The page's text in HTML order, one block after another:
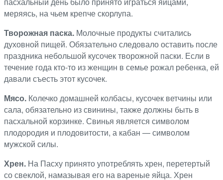
меряясь, на чьем крепче скорлупа.
Творожная паска. Молочные продукты считались
духовной пищей. Обязательно следовало оставить после
праздника небольшой кусочек творожной паски. Если в
течение года кто-то из женщин в семье рожал ребенка, ей
давали съесть этот кусочек.
Мясо. Колечко домашней колбасы, кусочек ветчины или
сала, обязательно из свинины, также должны быть в
пасхальной корзинке. Свинья является символом
плодородия и плодовитости, а кабан — символом
мужской силы.
Хрен. На Пасху принято употреблять хрен, перетертый
со свеклой, намазывая его на вареные яйца. Хрен